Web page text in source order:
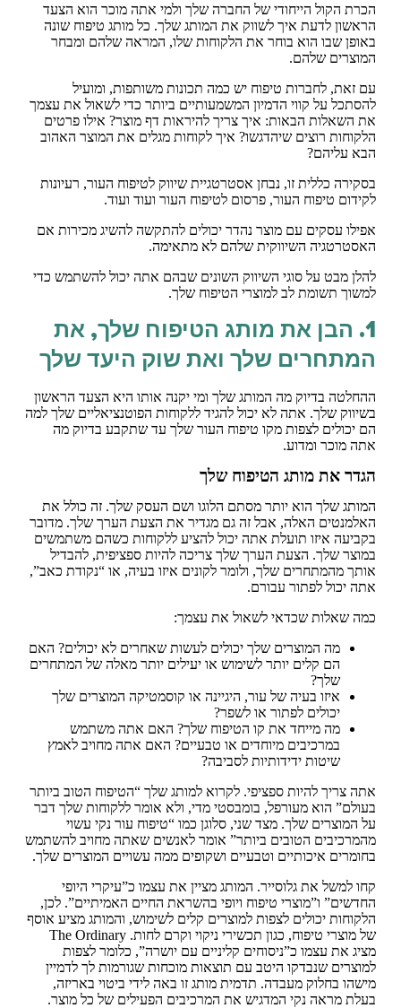
הכרת הקול הייחודי של החברה שלך ולמי אתה מוכר הוא הצעד
הראשון לדעת איך לשווק את המותג שלך. כל מותג טיפוח שונה
באופן שבו הוא בוחר את הלקוחות שלו, המראה שלהם ומבחר
המוצרים שלהם.
עם זאת, לחברות טיפוח יש כמה תכונות משותפות, ומועיל
להסתכל על קווי הדמיון המשמעותיים ביותר כדי לשאול את עצמך
את השאלות הבאות: איך צריך להיראות דף מוצר? אילו פרטים
הלקוחות רוצים שיהדגשו? איך לקוחות מגלים את המוצר האהוב
הבא עליהם?
בסקירה כללית זו, נבחן אסטרטגיית שיווק לטיפוח העור, רעיונות
לקידום טיפוח העור, פרסום לטיפוח העור ועוד ועוד.
אפילו עסקים עם מוצר נהדר יכולים להתקשה להשיג מכירות אם
האסטרטגיה השיווקית שלהם לא מתאימה.
להלן מבט על סוגי השיווק השונים שבהם אתה יכול להשתמש כדי
למשוך תשומת לב למוצרי הטיפוח שלך.
1. הבן את מותג הטיפוח שלך, את
המתחרים שלך ואת שוק היעד שלך
ההחלטה בדיוק מה המותג שלך ומי יקנה אותו היא הצעד הראשון
בשיווק שלך. אתה לא יכול להגיד ללקוחות הפוטנציאליים שלך למה
הם יכולים לצפות מקו טיפוח העור שלך עד שתקבע בדיוק מה
אתה מוכר ומדוע.
הגדר את מותג הטיפוח שלך
המותג שלך הוא יותר מסתם הלוגו ושם העסק שלך. זה כולל את
האלמנטים האלה, אבל זה גם מגדיר את הצעת הערך שלך. מדובר
בקביעה איזו תועלת אתה יכול להציע ללקוחות כשהם משתמשים
במוצר שלך. הצעת הערך שלך צריכה להיות ספציפית, להבדיל
אותך מהמתחרים שלך, ולומר לקונים איזו בעיה, או “נקודת כאב”,
אתה יכול לפתור עבורם.
כמה שאלות שכדאי לשאול את עצמך:
מה המוצרים שלך יכולים לעשות שאחרים לא יכולים? האם
הם קלים יותר לשימוש או יעילים יותר מאלה של המתחרים
שלך?
איזו בעיה של עור, היגיינה או קוסמטיקה המוצרים שלך
יכולים לפתור או לשפר?
מה מייחד את קו הטיפוח שלך? האם אתה משתמש
במרכיבים מיוחדים או טבעיים? האם אתה מחויב לאמץ
שיטות ידידותיות לסביבה?
אתה צריך להיות ספציפי. לקרוא למותג שלך “הטיפוח הטוב ביותר
בעולם” הוא מעורפל, בומבסטי מדי, ולא אומר ללקוחות שלך דבר
על המוצרים שלך. מצד שני, סלוגן כמו “טיפוח עור נקי עשוי
מהמרכיבים הטובים ביותר” אומר לאנשים שאתה מחויב להשתמש
בחומרים איכותיים וטבעיים ושקופים ממה עשויים המוצרים שלך.
קחו למשל את גלוסייר. המותג מציין את עצמו כ”עיקרי היופי
החדשים” ו”מוצרי טיפוח ויופי בהשראת החיים האמיתיים”. לכן,
הלקוחות יכולים לצפות למוצרים קלים לשימוש, והמותג מציע אוסף
של מוצרי טיפוח, כגון תכשירי ניקוי וקרם לחות. The Ordinary
מציג את עצמו כ”ניסוחים קליניים עם יושרה”, כלומר לצפות
למוצרים שנבדקו היטב עם תוצאות מוכחות שגורמות לך לדמיין
מישהו בחלוק מעבדה. תדמית מותג זו באה לידי ביטוי באריזה,
בעלת מראה נקי המדגיש את המרכיבים הפעילים של כל מוצר.